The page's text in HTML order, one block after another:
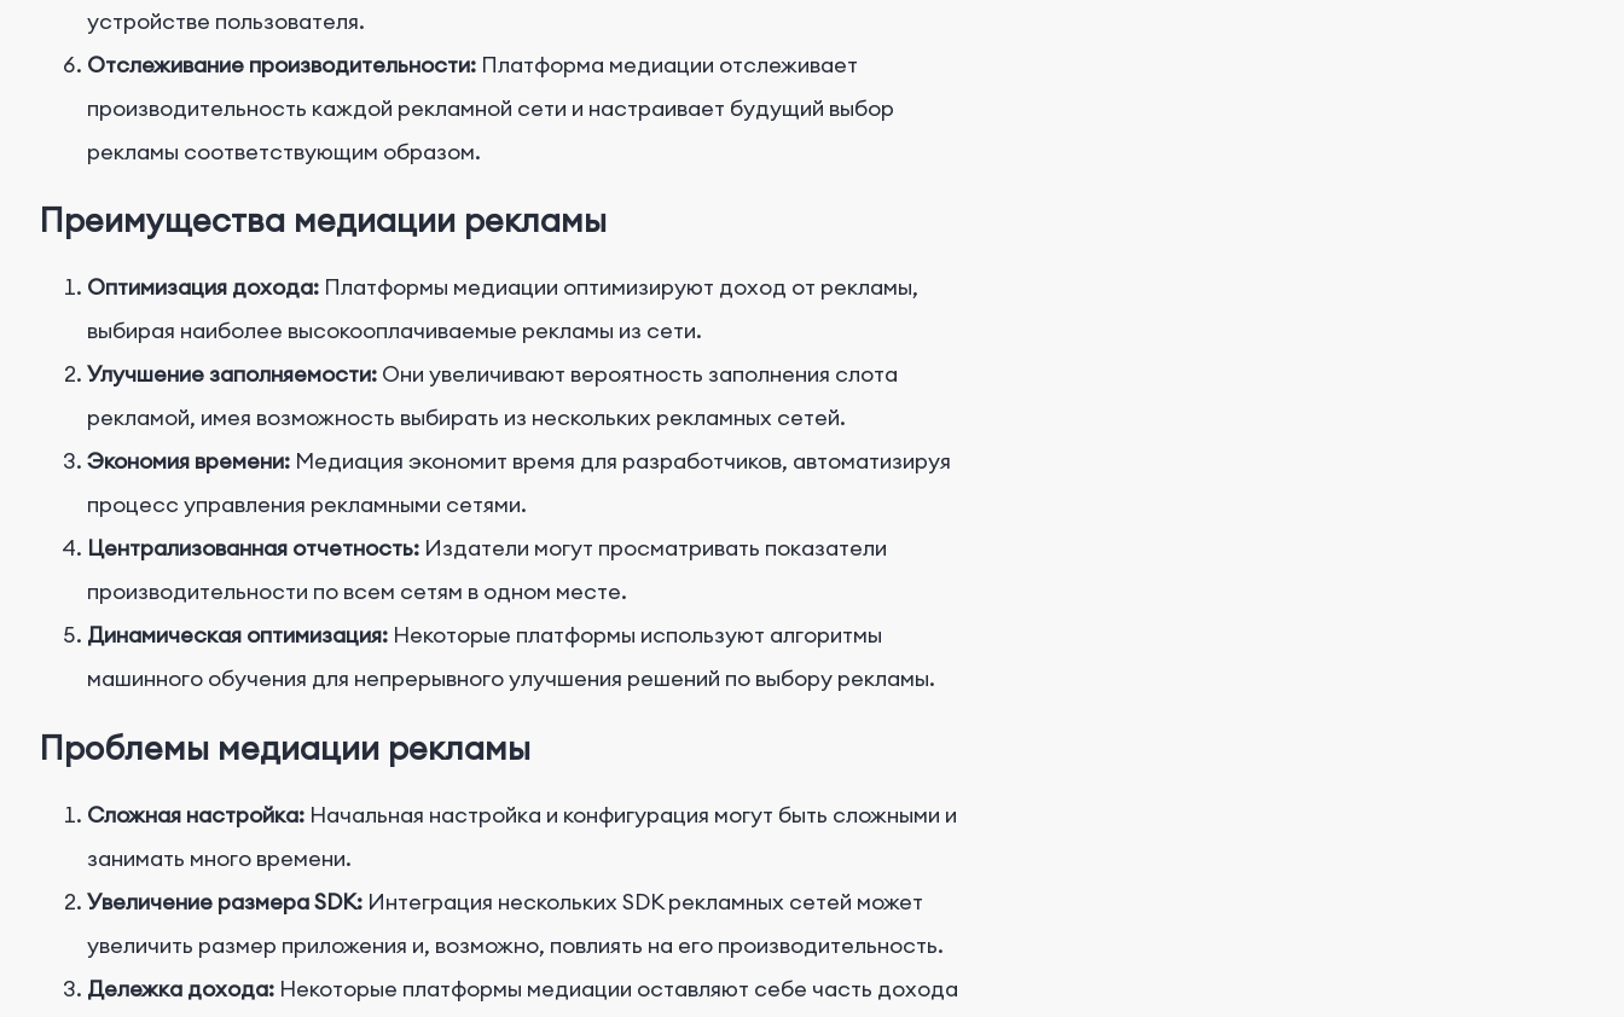
устройстве пользователя.
Отслеживание производительности: Платформа медиации отслеживает
производительность каждой рекламной сети и настраивает будущий выбор
рекламы соответствующим образом.
Преимущества медиации рекламы
Оптимизация дохода: Платформы медиации оптимизируют доход от рекламы,
выбирая наиболее высокооплачиваемые рекламы из сети.
Улучшение заполняемости: Они увеличивают вероятность заполнения слота
рекламой, имея возможность выбирать из нескольких рекламных сетей.
Экономия времени: Медиация экономит время для разработчиков, автоматизируя
процесс управления рекламными сетями.
Централизованная отчетность: Издатели могут просматривать показатели
производительности по всем сетям в одном месте.
Динамическая оптимизация: Некоторые платформы используют алгоритмы
машинного обучения для непрерывного улучшения решений по выбору рекламы.
Проблемы медиации рекламы
Сложная настройка: Начальная настройка и конфигурация могут быть сложными и
занимать много времени.
Увеличение размера SDK: Интеграция нескольких SDK рекламных сетей может
увеличить размер приложения и, возможно, повлиять на его производительность.
Дележка дохода: Некоторые платформы медиации оставляют себе часть дохода